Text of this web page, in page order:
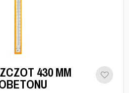
430 MM